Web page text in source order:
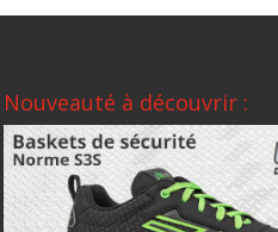
Nouveauté à découvrir :